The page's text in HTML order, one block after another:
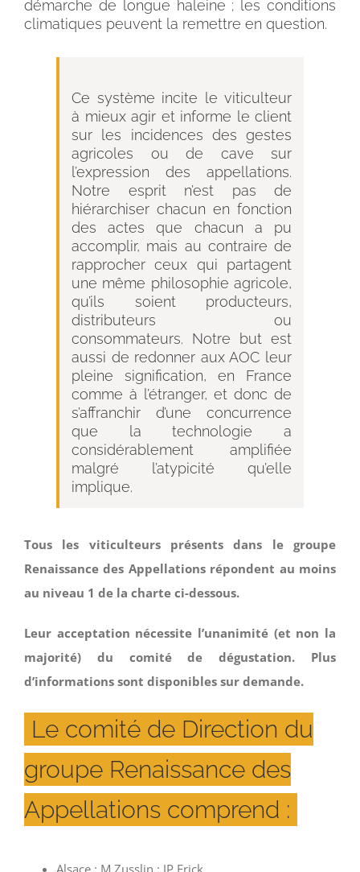
démarche de longue haleine ; les conditions
climatiques peuvent la remettre en question.
Ce système incite le viticulteur
à mieux agir et informe le client
sur les incidences des gestes
agricoles ou de cave sur
l’expression des appellations.
Notre esprit n’est pas de
hiérarchiser chacun en fonction
des actes que chacun a pu
accomplir, mais au contraire de
rapprocher ceux qui partagent
une même philosophie agricole,
qu’ils soient producteurs,
distributeurs ou
consommateurs. Notre but est
aussi de redonner aux AOC leur
pleine signification, en France
comme à l’étranger, et donc de
s’affranchir d’une concurrence
que la technologie a
considérablement amplifiée
malgré l’atypicité qu’elle
implique.
Tous les viticulteurs présents dans le groupe
Renaissance des Appellations répondent au moins
au niveau 1 de la charte ci-dessous.
Leur acceptation nécessite l’unanimité (et non la
majorité) du comité de dégustation. Plus
d’informations sont disponibles sur demande.
Le comité de Direction du
groupe Renaissance des
Appellations comprend :
Alsace : M.Zusslin ; JP Frick